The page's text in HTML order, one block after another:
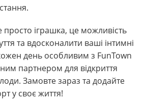
просто іграшка, це можливість
та вдосконалити ваші інтимні
день особливим з FunTown
партнером для відкриття
Замовте зараз та додайте
у своє життя!